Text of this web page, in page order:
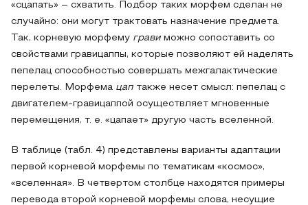
«сцапать» – схватить. Подбор таких морфем сделан не
случайно: они могут трактовать назначение предмета.
Так, корневую морфему грави можно сопоставить со
свойствами гравицаппы, которые позволяют ей наделять
пепелац способностью совершать межгалактические
перелеты. Морфема цап также несет смысл: пепелац с
двигателем-гравицаппой осуществляет мгновенные
перемещения, т. е. «цапает» другую часть вселенной.
В таблице (табл. 4) представлены варианты адаптации
первой корневой морфемы по тематикам «космос»,
«вселенная». В четвертом столбце находятся примеры
перевода второй корневой морфемы слова, несущие